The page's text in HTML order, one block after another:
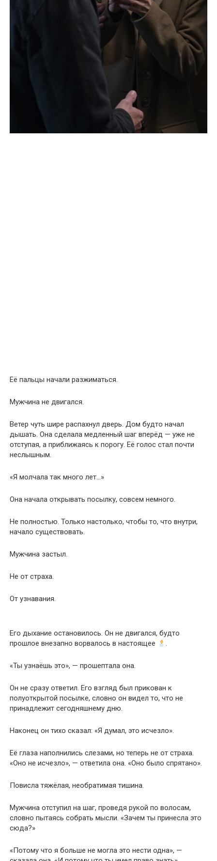
Её пальцы начали разжиматься.
Мужчина не двигался.
Ветер чуть шире распахнул дверь. Дом будто начал
дышать. Она сделала медленный шаг вперёд — уже не
отступая, а приближаясь к порогу. Её голос стал почти
неслышным.
«Я молчала так много лет…»
Она начала открывать посылку, совсем немного.
Не полностью. Только настолько, чтобы то, что внутри,
начало существовать.
Мужчина застыл.
Не от страха.
От узнавания.
Его дыхание остановилось. Он не двигался, будто
прошлое внезапно ворвалось в настоящее
.
«Ты узнаёшь это», — прошептала она.
Он не сразу ответил. Его взгляд был прикован к
полуоткрытой посылке, словно он видел то, что не
принадлежит сегодняшнему дню.
Наконец он тихо сказал: «Я думал, это исчезло».
Её глаза наполнились слезами, но теперь не от страха.
«Оно не исчезло», — ответила она. «Оно было спрятано».
Повисла тяжёлая, необратимая тишина.
Мужчина отступил на шаг, проведя рукой по волосам,
словно пытаясь собрать мысли. «Зачем ты принесла это
сюда?»
«Потому что я больше не могла это нести одна», —